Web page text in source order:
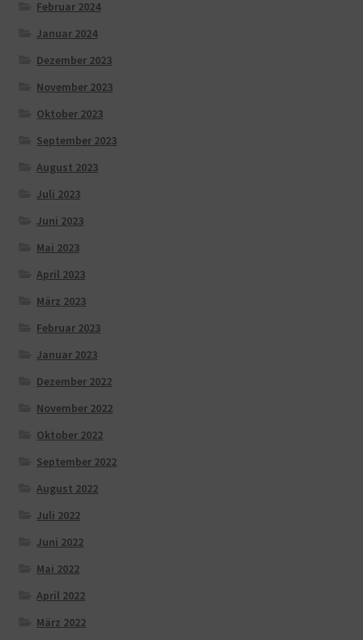
Februar 2024
Januar 2024
Dezember 2023
November 2023
Oktober 2023
September 2023
August 2023
Juli 2023
Juni 2023
Mai 2023
April 2023
März 2023
Februar 2023
Januar 2023
Dezember 2022
November 2022
Oktober 2022
September 2022
August 2022
Juli 2022
Juni 2022
Mai 2022
April 2022
März 2022